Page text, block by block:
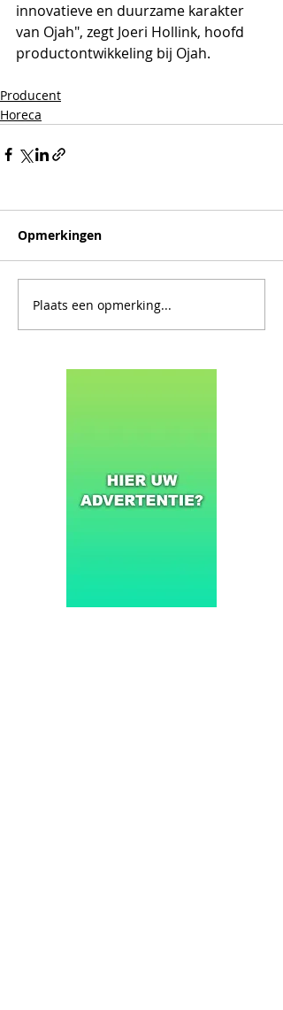
innovatieve en duurzame karakter
van Ojah", zegt Joeri Hollink, hoofd
productontwikkeling bij Ojah.
Producent
Horeca
Opmerkingen
Plaats een opmerking...